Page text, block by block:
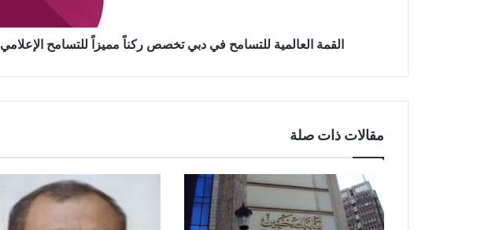
القمة العالمية للتسامح في دبي تخصص ركناً مميزاً للتسامح الإعلامي
مقالات ذات صلة